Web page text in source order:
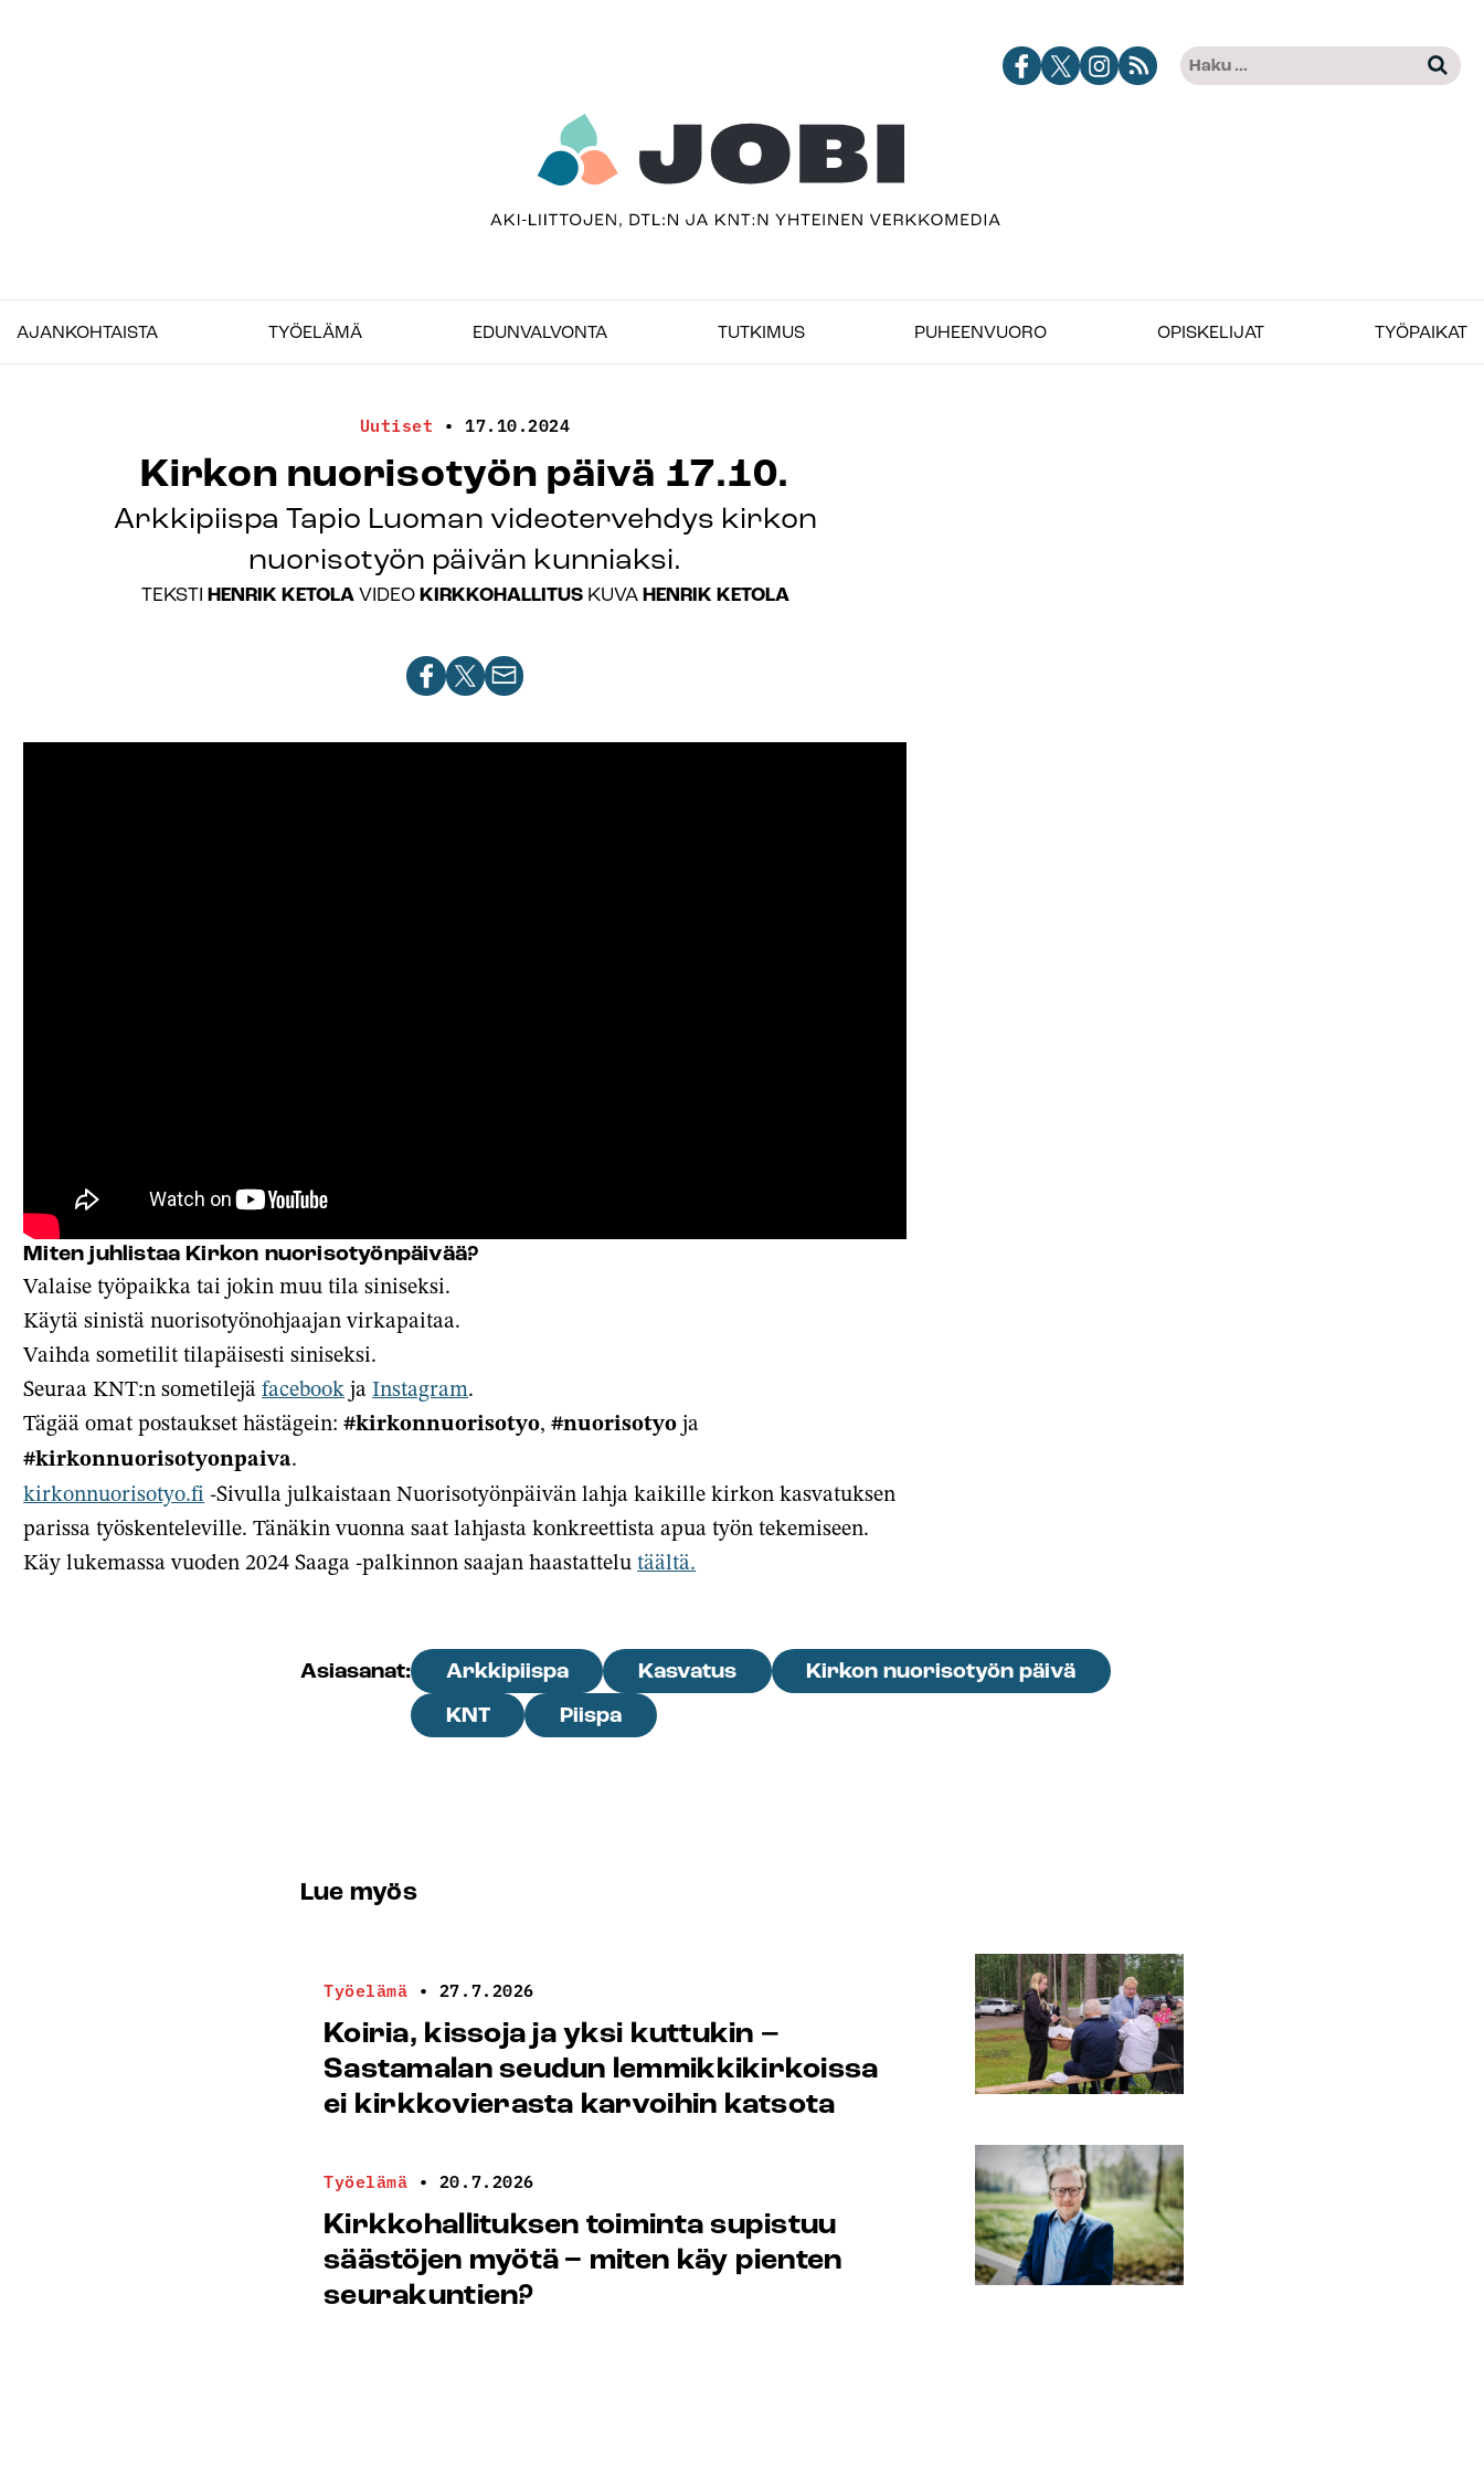
Jobimedian
Jobimedia
Jobimedia
Tilaa
Haku:
Kun tuloksia tulee, voit
–
Jobimedia
AJANKOHTAISTA TYÖELÄMÄ EDUNVALVONTA TUTKIMUS PUHEENVUORO OPISKELIJAT TYÖPAIKAT
Uutiset • 17.10.2024
Kirkon nuorisotyön päivä 17.10.
Arkkipiispa Tapio Luoman videotervehdys kirkon
nuorisotyön päivän kunniaksi.
TEKSTI HENRIK KETOLAVIDEOKIRKKOHALLITUSKUVAHENRIK KETOLA
Jaa
artikkeli
Facebookissa
Jaa
artikkeli
X-
Jaa
artikkeli
sähköpostilla
Miten juhlistaa Kirkon nuorisotyönpäivää?
Valaise työpaikka tai jokin muu tila siniseksi.
Käytä sinistä nuorisotyönohjaajan virkapaitaa.
Vaihda sometilit tilapäisesti siniseksi.
Seuraa KNT:n sometilejäfacebookjaInstagram.
Tägää omat postaukset hästägein:#kirkonnuorisotyo,#nuorisotyoja
#kirkonnuorisotyonpaiva.
kirkonnuorisotyo.fi -Sivulla julkaistaan Nuorisotyönpäivän lahja kaikille kirkon kasvatuksen
parissa työskenteleville. Tänäkin vuonna saat lahjasta konkreettista apua työn tekemiseen.
Käy lukemassa vuoden 2024 Saaga -palkinnon saajan haastattelutäältä.
Asiasanat: Arkkipiispa Kasvatus
Kirkon nuorisotyön päivä
KNT
Piispa
Lue myös
Työelämä • 27.7.2026
Koiria, kissoja ja yksi kuttukin –
Sastamalan seudun lemmikkikirkoissa
ei kirkkovierasta karvoihin katsota
Työelämä • 20.7.2026
Kirkkohallituksen toiminta supistuu
säästöjen myötä − miten käy pienten
seurakuntien?